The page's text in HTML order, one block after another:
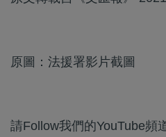
原圖：法援署影片截圖
請Follow我們的YouTube頻